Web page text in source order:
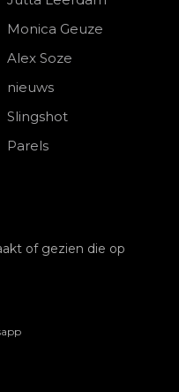
Monica Geuze
Alex Soze
nieuws
Slingshot
Parels
of gezien die op